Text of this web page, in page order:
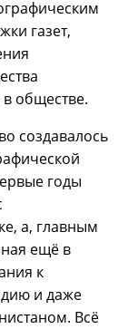
газет,
обществе.
создавалось
годы
а, главным
ещё в
к
и даже
Всё